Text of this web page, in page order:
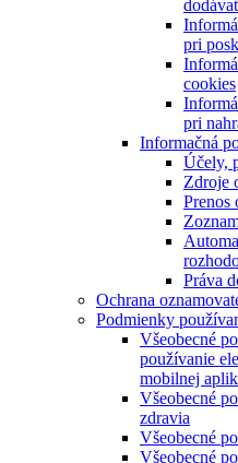
pri
cookies
pri
Informačná
Účely,
Zdroje
Prenos
Práva
Ochrana
Podmienky
Všeobecné
používanie
mobilnej
Všeobecné
zdravia
Všeobecné
Všeobecné